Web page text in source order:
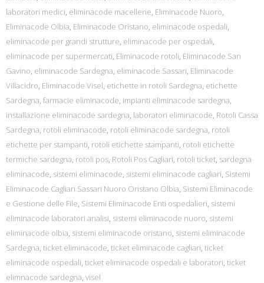
laboratori medici, eliminacode macellerie, Eliminacode Nuoro,
Eliminacode Olbia, Eliminacode Oristano, eliminacode ospedali,
eliminacode per grandi strutture, eliminacode per ospedali,
eliminacode per supermercati, Eliminacode rotoli, Eliminacode San
Gavino, eliminacode Sardegna, eliminacode Sassari, Eliminacode
Villacidro, Eliminacode Visel, etichette in rotoli Sardegna, etichette
Sardegna, farmacie eliminacode, impianti eliminacode sardegna,
installazione eliminacode sardegna, laboratori eliminacode, Rotoli Cassa
Sardegna, rotoli eliminacode, rotoli eliminacode sardegna, rotoli
etichette per stampanti, rotoli etichette stampanti, rotoli etichette
termiche sardegna, rotoli pos, Rotoli Pos Cagliari, rotoli ticket, sardegna
eliminacode, sistemi eliminacode, sistemi eliminacode cagliari, Sistemi
Eliminacode Cagliari Sassari Nuoro Oristano Olbia, Sistemi Eliminacode
e Gestione delle File, Sistemi Eliminacode Enti ospedalieri, sistemi
eliminacode laboratori analisi, sistemi eliminacode nuoro, sistemi
eliminacode olbia, sistemi eliminacode oristano, sistemi eliminacode
Sardegna, ticket eliminacode, ticket eliminacode cagliari, ticket
eliminacode ospedali, ticket eliminacode ospedali e laboratori, ticket
elimnacode sardegna, visel